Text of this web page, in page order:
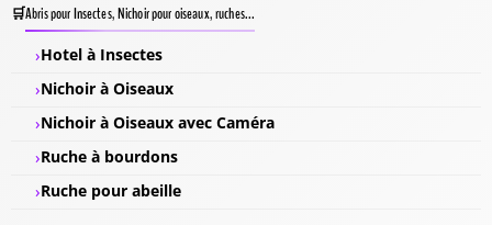
Abris pour Insectes, Nichoir pour oiseaux, ruches...
Hotel à Insectes
Nichoir à Oiseaux
Nichoir à Oiseaux avec Caméra
Ruche à bourdons
Ruche pour abeille